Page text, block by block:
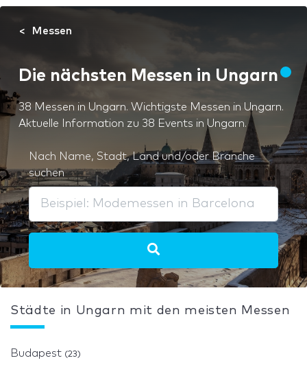
Messen
Die nächsten Messen in Ungarn
38 Messen in Ungarn. Wichtigste Messen in Ungarn.
Aktuelle Information zu 38 Events in Ungarn.
Nach Name, Stadt, Land und/oder Branche
suchen
Städte in Ungarn mit den meisten Messen
Budapest (23)